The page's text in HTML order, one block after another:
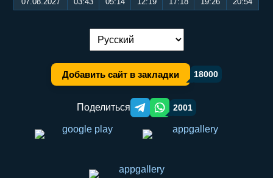
Переключение языка:
Добавить сайт в закладки 18000
Поделиться Telegram orqali ulashish
WhatsApp orqali ulashish
2001